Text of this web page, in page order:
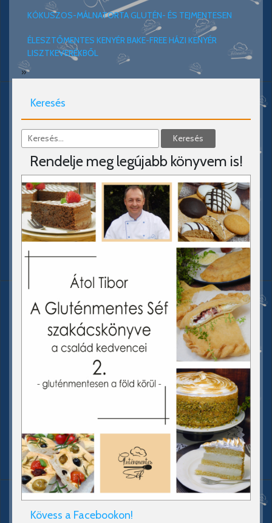
KÓKUSZOS-MÁLNATORTA GLUTÉN- ÉS TEJMENTESEN
ÉLESZTŐMENTES KENYÉR BAKE-FREE HÁZI KENYÉR
LISZTKEVERÉKBŐL
»
Keresés
Rendelje meg legújabb könyvem is!
Kövess a Facebookon!